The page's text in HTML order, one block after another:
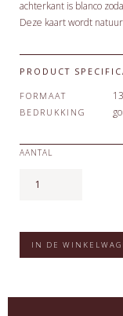
achterkant is blanco
Deze kaart wordt
PRODUCT
FORMAAT
BEDRUKKING
AANTAL
IN DE